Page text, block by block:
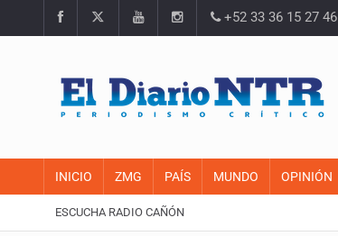
+52 33 36 15 27 46
INICIO ZMG PAÍS MUNDO OPINIÓN
ESCUCHA RADIO CAÑÓN